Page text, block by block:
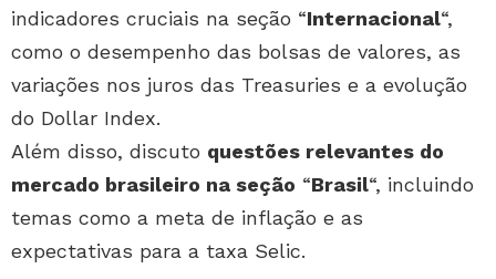
indicadores cruciais na seção “Internacional“,
como o desempenho das bolsas de valores, as
variações nos juros das Treasuries e a evolução
do Dollar Index.
Além disso, discuto questões relevantes do
mercado brasileiro na seção “Brasil“, incluindo
temas como a meta de inflação e as
expectativas para a taxa Selic.